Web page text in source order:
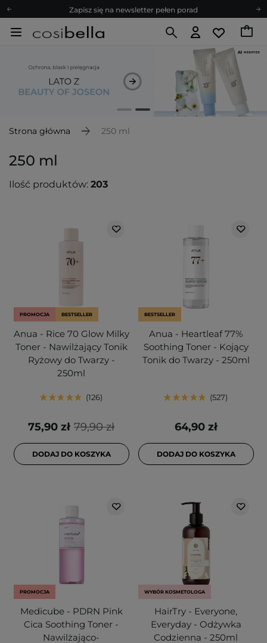
Zapisz się na newsletter pełen porad
Bezpłatne konsultacje kosmetologiczne
Poleć nas i zyskaj jeszcze więcej punktów
Zapisz się na newsletter pełen porad
Strona główna 250 ml
250 ml
Ilość produktów: 203
PROMOCJA BESTSELLER
Anua - Rice 70 Glow Milky
Toner - Nawilżający Tonik
Ryżowy do Twarzy -
250ml
126
79,90 zł
75,90 zł
DODAJ DO KOSZYKA
BESTSELLER
Anua - Heartleaf 77%
Soothing Toner - Kojący
Tonik do Twarzy - 250ml
527
64,90 zł
DODAJ DO KOSZYKA
PROMOCJA
Medicube - PDRN Pink
Cica Soothing Toner -
Nawilżająco-
WYBÓR KOSMETOLOGA
HairTry - Everyone,
Everyday - Odżywka
Codzienna - 250ml